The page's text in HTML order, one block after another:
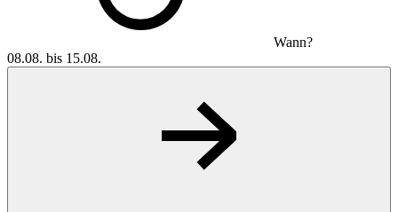
Wann?
08.08. bis 15.08.